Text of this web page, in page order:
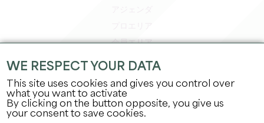
会員エリア
プレスエリア
法的情報
プライバシーポリシー
WE RESPECT YOUR DATA
This site uses cookies and gives you control over
what you want to activate
By clicking on the button opposite, you give us
your consent to save cookies.